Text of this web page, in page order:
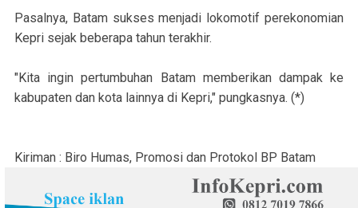
Pasalnya, Batam sukses menjadi lokomotif perekonomian
Kepri sejak beberapa tahun terakhir.
"Kita ingin pertumbuhan Batam memberikan dampak ke
kabupaten dan kota lainnya di Kepri," pungkasnya. (*)
Kiriman : Biro Humas, Promosi dan Protokol BP Batam